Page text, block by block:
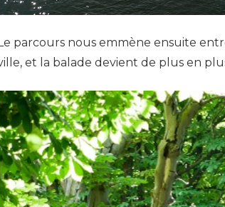
parcours nous emmène ensuite
et la balade devient de plus en